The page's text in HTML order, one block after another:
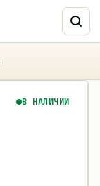
В НАЛИЧИИ